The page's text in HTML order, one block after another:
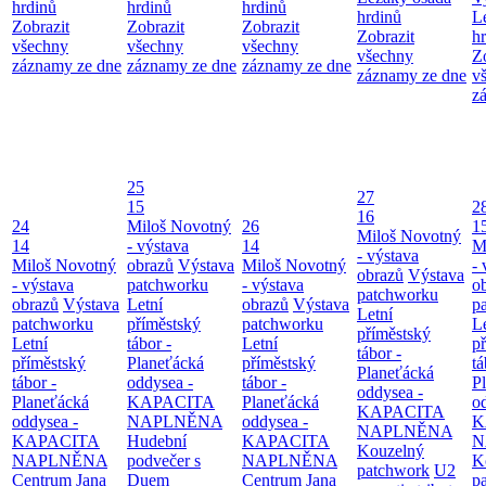
hrdinů
Zobrazit
všechny
záznamy ze dne
hrdinů
Zobrazit
všechny
záznamy ze dne
hrdinů
Zobrazit
všechny
záznamy ze dne
hrdinů
Zobrazit
všechny
záznamy ze dne
24
14
Miloš Novotný
- výstava
obrazů Výstava
patchworku
Letní
příměstský
tábor -
Planeťácká
oddysea -
KAPACITA
NAPLNĚNA
Centrum Jana
25
15
Miloš Novotný
- výstava
obrazů Výstava
patchworku
Letní
příměstský
tábor -
Planeťácká
oddysea -
KAPACITA
NAPLNĚNA
Hudební
podvečer s
Duem
26
14
Miloš Novotný
- výstava
obrazů Výstava
patchworku
Letní
příměstský
tábor -
Planeťácká
oddysea -
KAPACITA
NAPLNĚNA
Centrum Jana
27
16
Miloš Novotný
- výstava
obrazů Výstava
patchworku
Letní
příměstský
tábor -
Planeťácká
oddysea -
KAPACITA
NAPLNĚNA
Kouzelný
patchwork U2
-